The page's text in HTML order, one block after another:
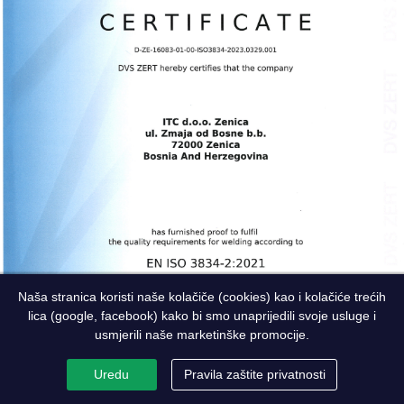
Naša stranica koristi naše kolačiče (cookies) kao i kolačiće trećih
lica (google, facebook) kako bi smo unaprijedili svoje usluge i
usmjerili naše marketinške promocije.
Uredu Pravila zaštite privatnosti